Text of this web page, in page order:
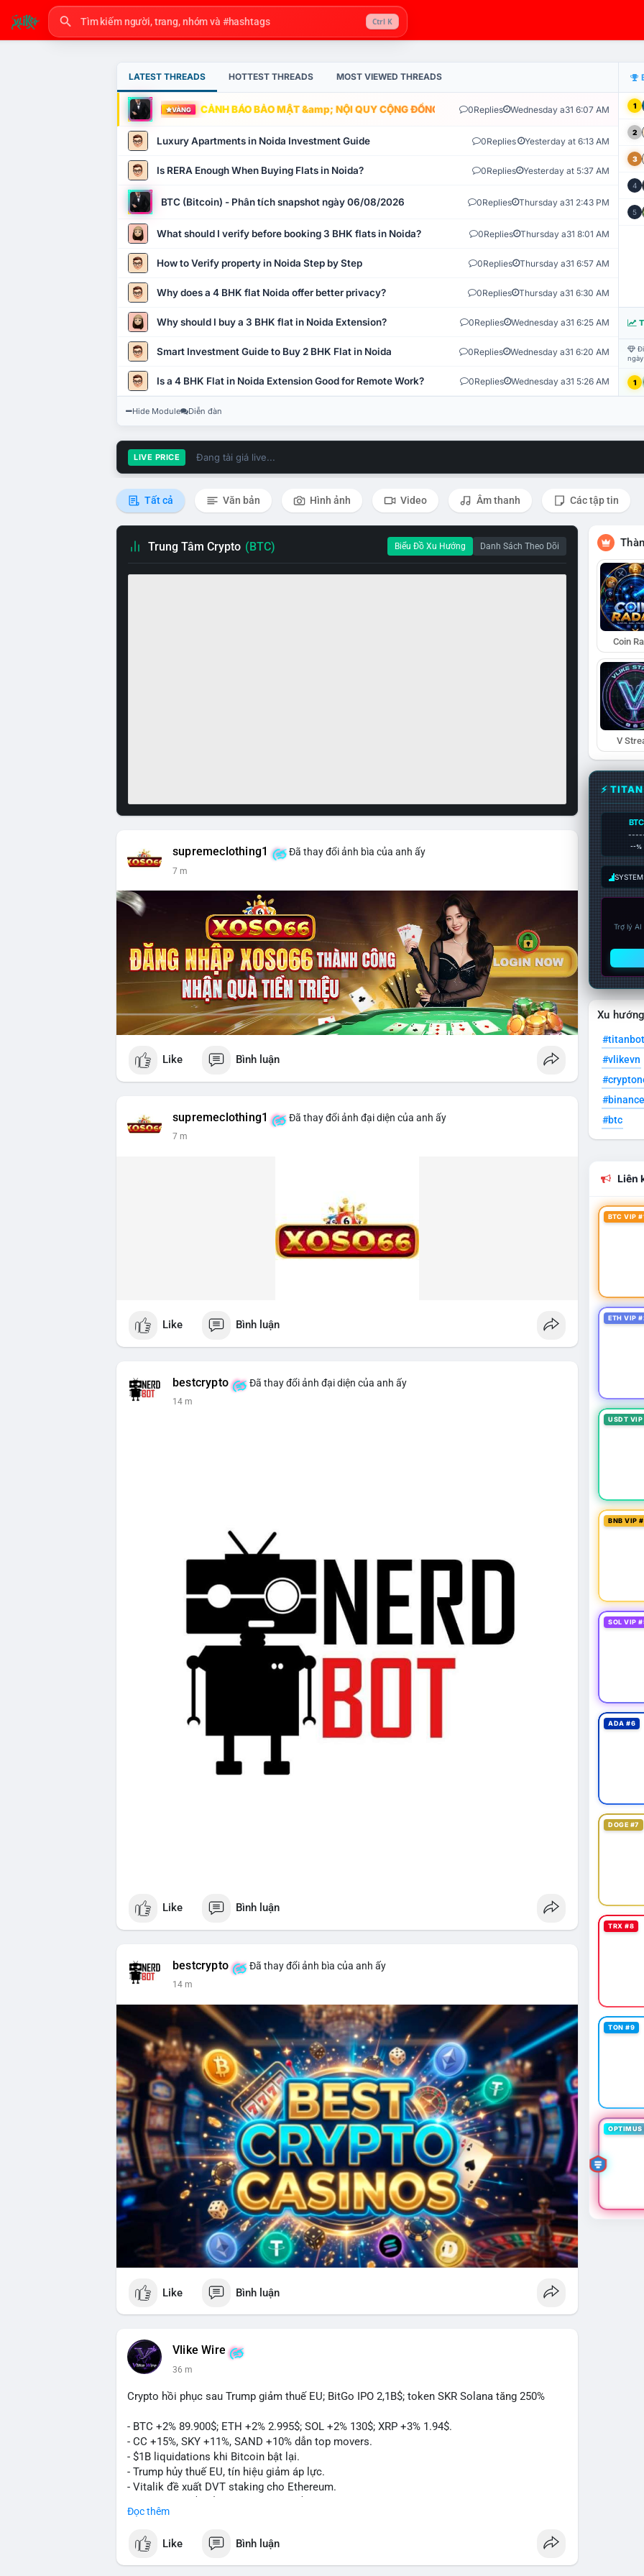
Ctrl K
LATEST THREADS HOTTEST THREADS MOST VIEWED THREADS
VÀNG CẢNH BÁO BẢO MẬT &amp; NỘI QUY CỘNG ĐỒNG VLIKE.VN: HỆ THỐNG GIÁM SÁT TỰ
0Replies Wednesday a31 6:07 AM
Luxury Apartments in Noida Investment Guide 0Replies Yesterday at 6:13 AM
Is RERA Enough When Buying Flats in Noida? 0Replies Yesterday at 5:37 AM
BTC (Bitcoin) - Phân tích snapshot ngày 06/08/2026 0Replies Thursday a31 2:43 PM
What should I verify before booking 3 BHK flats in Noida? 0Replies Thursday a31 8:01 AM
How to Verify property in Noida Step by Step 0Replies Thursday a31 6:57 AM
Why does a 4 BHK flat Noida offer better privacy? 0Replies Thursday a31 6:30 AM
Why should I buy a 3 BHK flat in Noida Extension? 0Replies Wednesday a31 6:25 AM
Smart Investment Guide to Buy 2 BHK Flat in Noida 0Replies Wednesday a31 6:20 AM
Is a 4 BHK Flat in Noida Extension Good for Remote Work? 0Replies Wednesday a31 5:26 AM
1
2
3
4
5
1
Hide Module Diễn đàn
LIVE PRICE Đang tải giá live...
Tất cả Văn bản Hình ảnh Video Âm thanh Các tập tin
Trung Tâm Crypto (BTC) Biểu Đồ Xu Hướng Danh Sách Theo Dõi
supremeclothing1 Đã thay đổi ảnh bìa của anh ấy
7 m
Like Bình luận
supremeclothing1 Đã thay đổi ảnh đại diện của anh ấy
7 m
Like Bình luận
bestcrypto Đã thay đổi ảnh đại diện của anh ấy
14 m
Like Bình luận
bestcrypto Đã thay đổi ảnh bìa của anh ấy
14 m
Like Bình luận
Vlike Wire
36 m
Crypto hồi phục sau Trump giảm thuế EU; BitGo IPO 2,1B$; token SKR Solana tăng 250%
- BTC +2% 89.900$; ETH +2% 2.995$; SOL +2% 130$; XRP +3% 1.94$.
- CC +15%, SKY +11%, SAND +10% dẫn top movers.
- $1B liquidations khi Bitcoin bật lại.
- Trump hủy thuế EU, tín hiệu giảm áp lực.
- Vitalik đề xuất DVT staking cho Ethereum.
- Senate Ag Committee tiến hành Clarity Act.
- HK cấp giấy phép stablecoin mới.
- Tòa án Nga công nhận crypto là tài sản.
Đọc thêm
Like Bình luận
Coin
V
⚡
BTC
--%
Trợ lý
Xu
#titanbot
#vlikevn
#btc
Liên
BTC VIP
ETH VIP
USDT
BNB VIP
SOL VIP
ADA #6
DOGE #7
TRX #8
TON #9
OPTIMUS